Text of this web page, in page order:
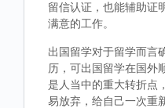
留信认证，也能辅助证
满意的工作。
出国留学对于留学而言
历，可出国留学在国外
是人当中的重大转折点
易放弃，给自己一次重